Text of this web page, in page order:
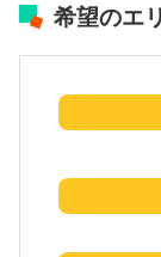
希望のエ